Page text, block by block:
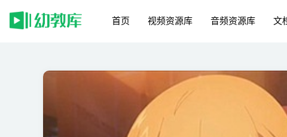
首页 视频资源库 音频资源库 文